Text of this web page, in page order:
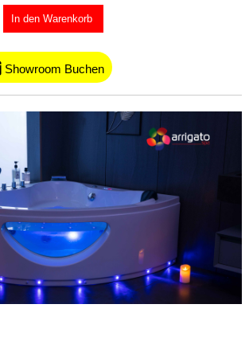
Showroom Buchen